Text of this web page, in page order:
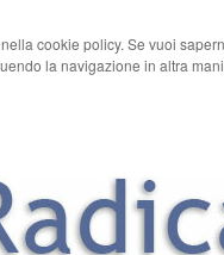
cookie policy. Se vuoi
la navigazione in altra